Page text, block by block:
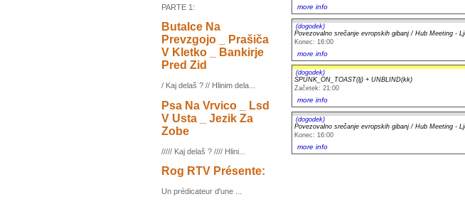
PARTE 1:
Butalce Na
Prevzgojo _ Prašiča
V Kletko _ Bankirje
Pred Zid
/ Kaj delaš ? // Hlinim dela...
Psa Na Vrvico _ Lsd
V Usta _ Jezik Za
Zobe
///// Kaj delaš ? //// Hlini...
Rog RTV Présente:
Un prédicateur d'une ...
more info
(dogodek)
Povezovalno srečanje evropskih gibanj / Hub Meeting -
Konec: 16:00
more info
(dogodek)
SPUNK_ON_TOAST(lj) + UNBLIND(kk)
Začetek: 21:00
more info
(dogodek)
Povezovalno srečanje evropskih gibanj / Hub Meeting -
Konec: 16:00
more info